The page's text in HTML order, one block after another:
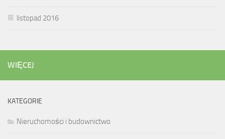
listopad 2016
WIĘCEJ
KATEGORIE
Nieruchomości i budownictwo